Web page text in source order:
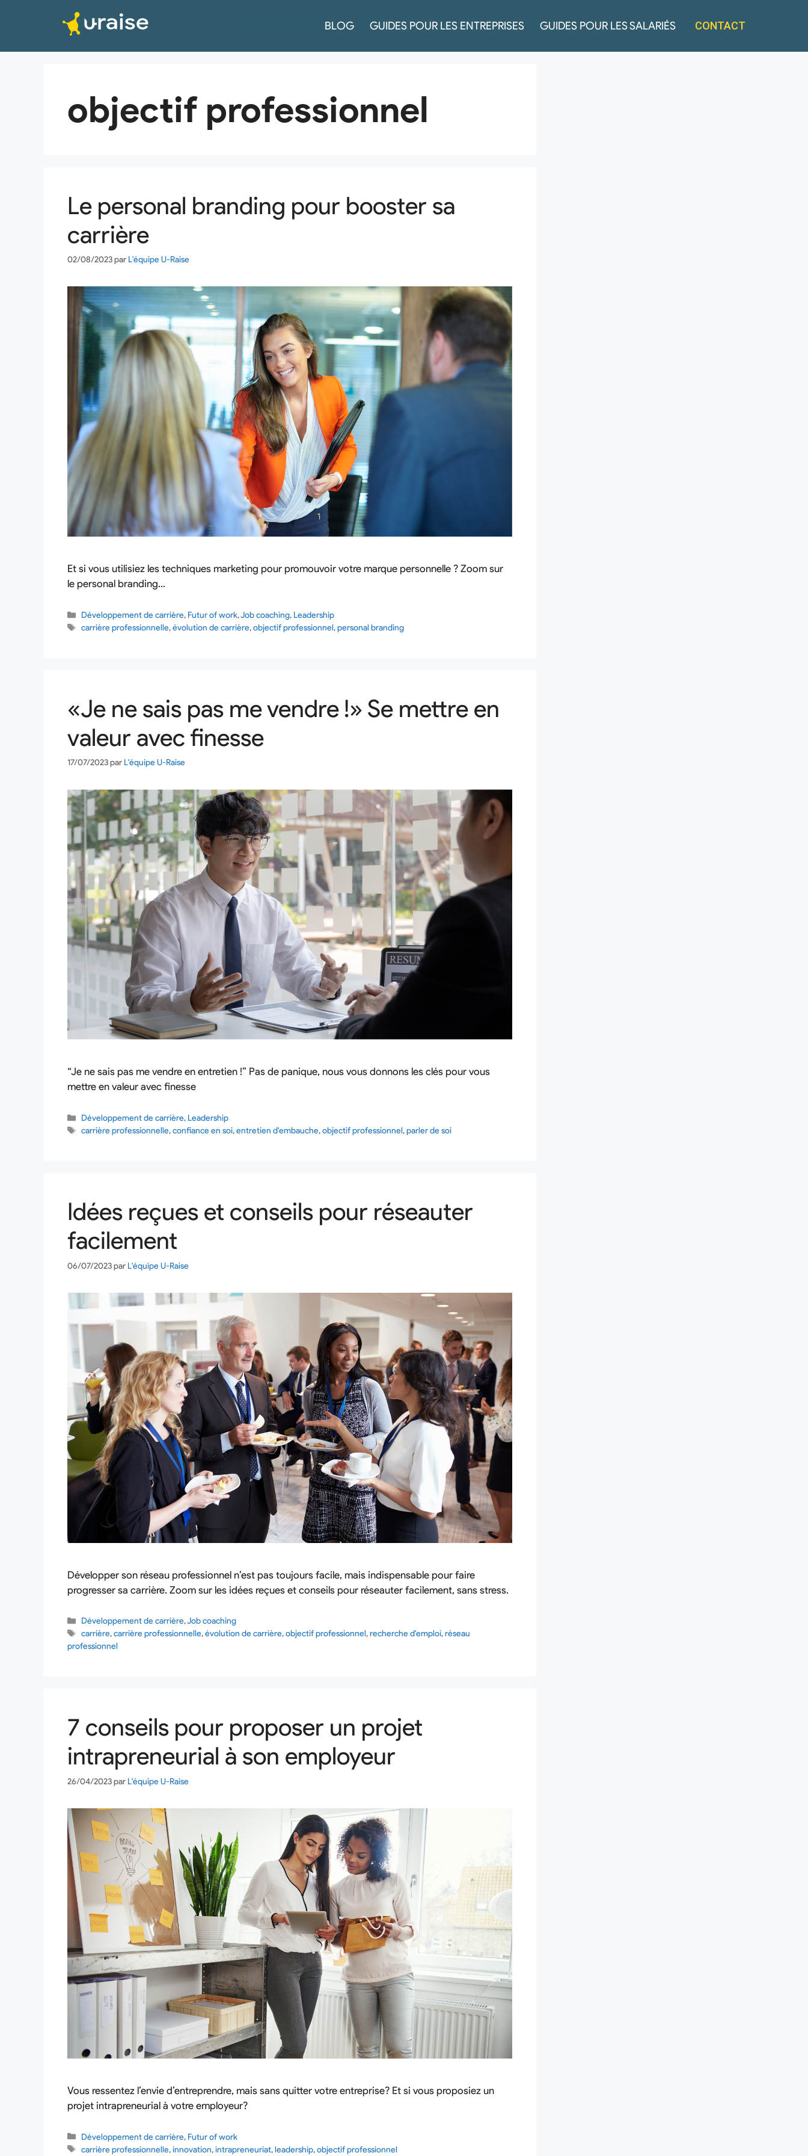
BLOG GUIDES POUR LES ENTREPRISES GUIDES POUR LES SALARIÉS CONTACT
objectif professionnel
Le personal branding pour booster sa
carrière
02/08/2023par L'équipe U-Raise
Et si vous utilisiez les techniques marketing pour promouvoir votre marque personnelle ? Zoom sur
le personal branding…
Développement de carrière, Futur of work,Job coaching, Leadership
carrière professionnelle,évolution de carrière,objectif professionnel,personal branding
«Je ne sais pas me vendre !» Se mettre en
valeur avec finesse
17/07/2023par L'équipe U-Raise
“Je ne sais pas me vendre en entretien !” Pas de panique, nous vous donnons les clés pour vous
mettre en valeur avec finesse
Développement de carrière, Leadership
carrière professionnelle,confiance en soi,entretien d'embauche,objectif professionnel,parler de soi
Idées reçues et conseils pour réseauter
facilement
06/07/2023par L'équipe U-Raise
Développer son réseau professionnel n’est pas toujours facile, mais indispensable pour faire
progresser sa carrière. Zoom sur les idées reçues et conseils pour réseauter facilement, sans stress.
Développement de carrière,Job coaching
carrière,carrière professionnelle,évolution de carrière,objectif professionnel,recherche d'emploi,réseau
professionnel
7 conseils pour proposer un projet
intrapreneurial à son employeur
26/04/2023par L'équipe U-Raise
Vous ressentez l’envie d’entreprendre, mais sans quitter votre entreprise? Et si vous proposiez un
projet intrapreneurial à votre employeur?
Développement de carrière, Futur of work
carrière professionnelle,innovation,intrapreneuriat,leadership,objectif professionnel